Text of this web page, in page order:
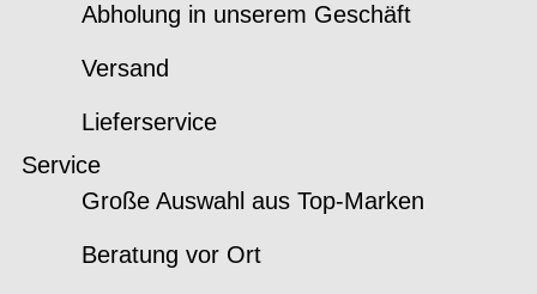
Abholung in unserem Geschäft
Versand
Lieferservice
Service
Große Auswahl aus Top-Marken
Beratung vor Ort